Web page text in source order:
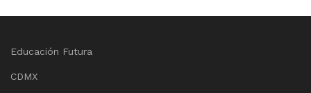
Educación Futura
CDMX